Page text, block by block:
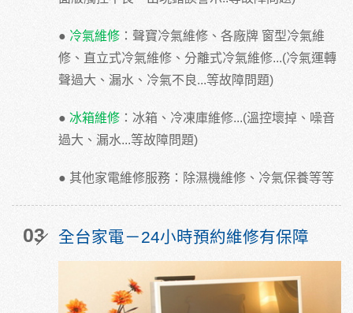
● 冷氣維修：聲寶冷氣維修、各廠牌 窗型冷氣維
修、直立式冷氣維修、分離式冷氣維修...(冷氣運轉
聲過大、漏水、冷氣不良...等故障問題)
● 冰箱維修：冰箱、冷凍庫維修...(溫控壞掉、噪音
過大、漏水...等故障問題)
● 其他家電維修服務：除濕機維修、冷氣保養等等
03 全台家電－24小時預約維修有保障